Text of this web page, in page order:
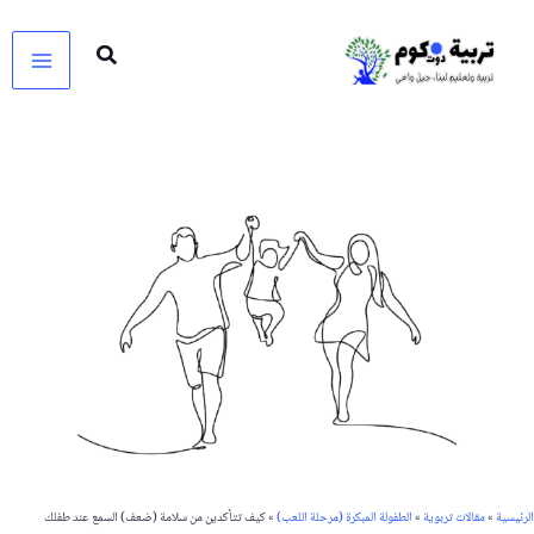
المحتوى
الرئيسية»مقالات تربوية»الطفولة المبكرة (مرحلة اللعب)»كيف تتأكدين من سلامة (ضعف) السمع عند طفلك